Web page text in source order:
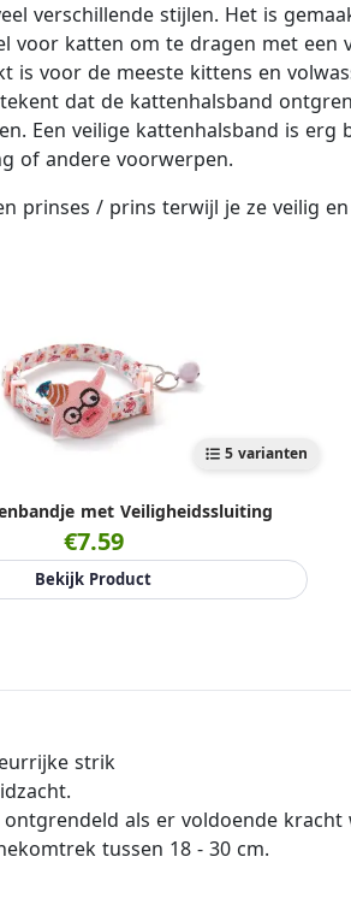
verschillende stijlen. Het is
katten om te dragen met een
is voor de meeste kittens en
dat de kattenhalsband
Een veilige kattenhalsband is
of andere voorwerpen.
prinses / prins terwijl je ze veilig
5 varianten
met Veiligheidssluiting
€7.59
Bekijk Product
strik
als er voldoende
tussen 18 - 30 cm.